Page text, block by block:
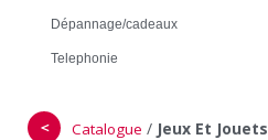
Dépannage/cadeaux
Telephonie
＜ Catalogue / Jeux Et Jouets